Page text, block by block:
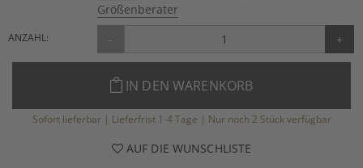
Größenberater
ANZAHL: - +
IN DEN WARENKORB
Sofort lieferbar | Lieferfrist 1-4 Tage | Nur noch 2 Stück verfügbar
AUF DIE WUNSCHLISTE